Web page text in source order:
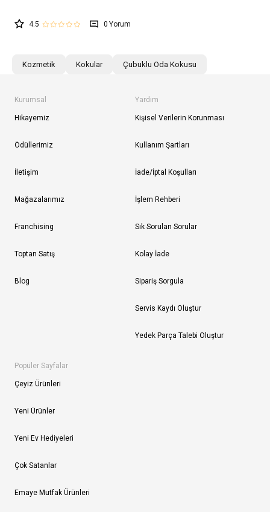
4.5 0
Kozmetik Kokular Çubuklu Oda Kokusu
Kurumsal
Hikayemiz
Ödüllerimiz
İletişim
Mağazalarımız
Franchising
Toptan Satış
Blog
Yardım
Kişisel Verilerin Korunması
Kullanım Şartları
İade/İptal Koşulları
İşlem Rehberi
Sık Sorulan Sorular
Kolay İade
Sipariş Sorgula
Servis Kaydı Oluştur
Yedek Parça Talebi Oluştur
Popüler Sayfalar
Çeyiz Ürünleri
Yeni Ürünler
Yeni Ev Hediyeleri
Çok Satanlar
Emaye Mutfak Ürünleri